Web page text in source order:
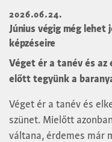
2026.06.24.
Június végig még lehet
képzéseire
Véget ér a tanév és
előtt tegyünk a
Véget ér a tanév és
szünet. Mielőtt
váltana, érdemes már